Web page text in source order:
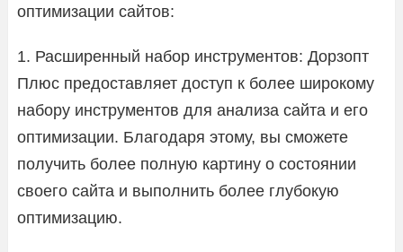
оптимизации сайтов:
1. Расширенный набор инструментов: Дорзопт
Плюс предоставляет доступ к более широкому
набору инструментов для анализа сайта и его
оптимизации. Благодаря этому, вы сможете
получить более полную картину о состоянии
своего сайта и выполнить более глубокую
оптимизацию.